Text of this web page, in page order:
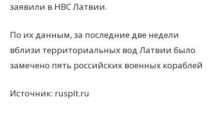
заявили в НВС Латвии.
По их данным, за последние две недели
вблизи территориальных вод Латвии было
замечено пять российских военных кораблей
Источник: rusplt.ru